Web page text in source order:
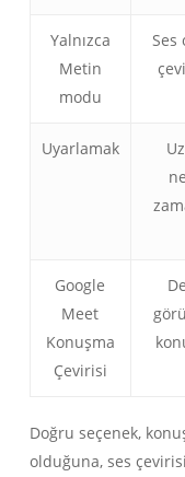
Yalnızca
Metin
modu
Ses
Uyarlamak
Google
Meet
Konuşma
Çevirisi
Doğru seçenek,
olduğuna, ses